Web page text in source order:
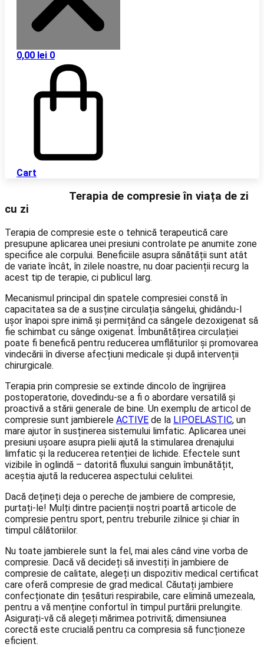
0,00 lei 0
Cart
Terapia de compresie în viața de zi
cu zi
Terapia de compresie este o tehnică terapeutică care
presupune aplicarea unei presiuni controlate pe anumite zone
specifice ale corpului. Beneficiile asupra sănătății sunt atât
de variate încât, în zilele noastre, nu doar pacienții recurg la
acest tip de terapie, ci publicul larg.
Mecanismul principal din spatele compresiei constă în
capacitatea sa de a susține circulația sângelui, ghidându-l
ușor înapoi spre inimă și permițând ca sângele dezoxigenat să
fie schimbat cu sânge oxigenat. Îmbunătățirea circulației
poate fi benefică pentru reducerea umflăturilor și promovarea
vindecării în diverse afecțiuni medicale și după intervenții
chirurgicale.
Terapia prin compresie se extinde dincolo de îngrijirea
postoperatorie, dovedindu-se a fi o abordare versatilă și
proactivă a stării generale de bine. Un exemplu de articol de
compresie sunt jambierele ACTIVE de la LIPOELASTIC, un
mare ajutor în susținerea sistemului limfatic. Aplicarea unei
presiuni ușoare asupra pielii ajută la stimularea drenajului
limfatic și la reducerea retenției de lichide. Efectele sunt
vizibile în oglindă – datorită fluxului sanguin îmbunătățit,
aceștia ajută la reducerea aspectului celulitei.
Dacă dețineți deja o pereche de jambiere de compresie,
purtați-le! Mulți dintre pacienții noștri poartă articole de
compresie pentru sport, pentru treburile zilnice și chiar în
timpul călătoriilor.
Nu toate jambierele sunt la fel, mai ales când vine vorba de
compresie. Dacă vă decideți să investiți în jambiere de
compresie de calitate, alegeți un dispozitiv medical certificat
care oferă compresie de grad medical. Căutați jambiere
confecționate din țesături respirabile, care elimină umezeala,
pentru a vă menține confortul în timpul purtării prelungite.
Asigurați-vă că alegeți mărimea potrivită; dimensiunea
corectă este crucială pentru ca compresia să funcționeze
eficient.